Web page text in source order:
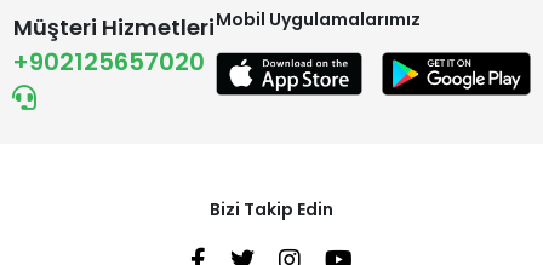
Müşteri Hizmetleri
+902125657020
Mobil Uygulamalarımız
Bizi Takip Edin